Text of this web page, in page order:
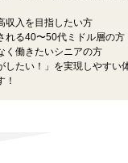
収入を目指したい方
れる40〜50代ミドル層の方
く働きたいシニアの方
したい！」を実現しやすい
！